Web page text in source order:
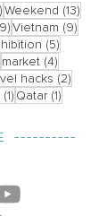
15 bài đăng
Weekend (13)
9 bài đăng
Vietnam (9)9 bài
đăng (5)
4 bài đăng
market (4)
đăng
hacks (2)2 bài
(1)1 bài đăng
Qatar (1)1 bài
----------